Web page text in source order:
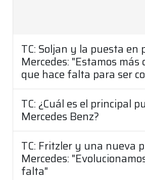
TC: Soljan y la puesta en
Mercedes: "Estamos más
que hace falta para ser
TC: ¿Cuál es el principal
Mercedes Benz?
TC: Fritzler y una nueva
Mercedes:
falta"